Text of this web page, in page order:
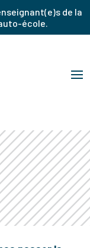
de la
école.